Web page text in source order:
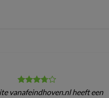
vanafeindhoven.nl heeft een